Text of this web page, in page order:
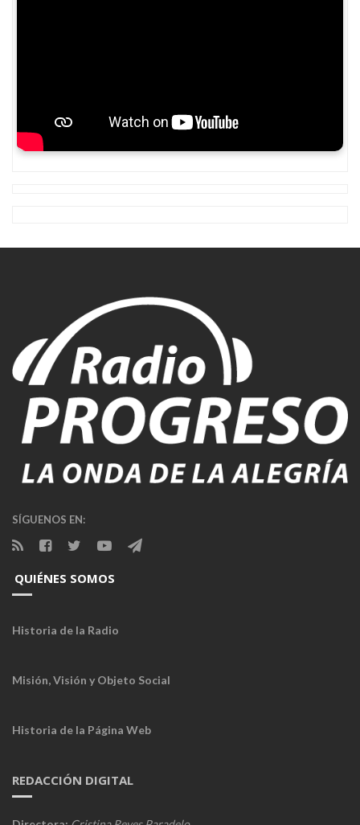
SÍGUENOS EN:
QUIÉNES SOMOS
Historia de la Radio
Misión, Visión y Objeto Social
Historia de la Página Web
REDACCIÓN DIGITAL